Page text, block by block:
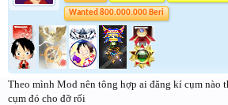
Wanted 800.000.000 Beri
Theo mình Mod nên tông hợp ai đăng kí cụm nào
cụm đó cho đỡ rối